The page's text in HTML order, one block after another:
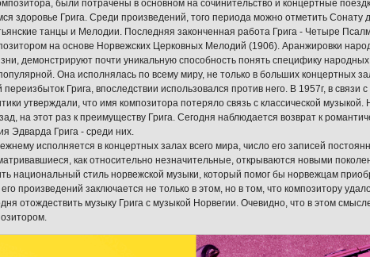
были потрачены в основном на сочинительство и концертные
здоровье Грига. Среди произведений, того периода можно отметить Сонату
танцы и Мелодии. Последняя законченная работа Грига - Четыре
на основе Норвежских Церковных Мелодий (1906). Аранжировки
демонстрируют почти уникальную способность понять специфику
Она исполнялась по всему миру, не только в больших концертных
Грига, впоследствии использовался против него. В 1957г, в связи
утверждали, что имя композитора потеряло связь с классической музыкой.
на этот раз к преимуществу Грига. Сегодня наблюдается возврат к
Эдварда Грига - среди них.
исполняется в концертных залах всего мира, число его записей
как относительно незначительные, открываются новыми
национальный стиль норвежской музыки, который помог бы норвежцам
произведений заключается не только в этом, но в том, что композитору
отождествить музыку Грига с музыкой Норвегии. Очевидно, что в этом